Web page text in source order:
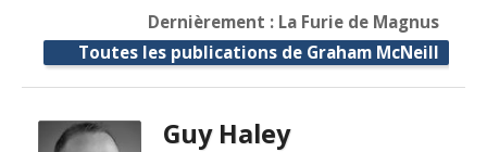
Dernièrement : La Furie de Magnus
Toutes les publications de Graham McNeill
Guy Haley